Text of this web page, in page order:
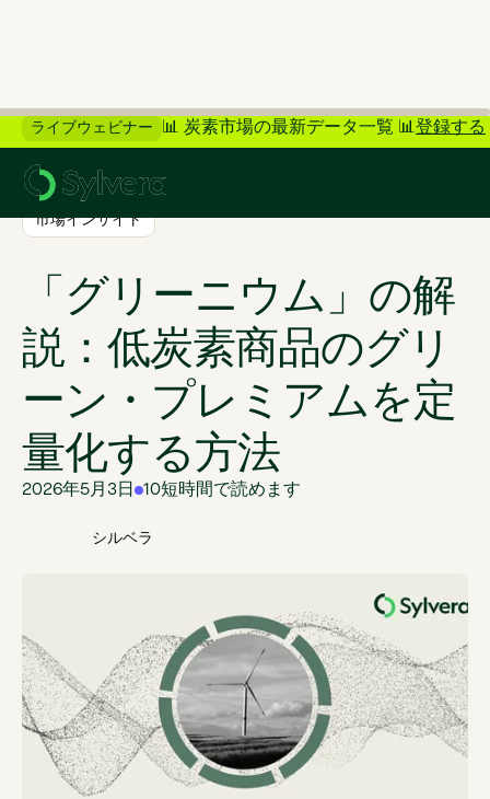
ライブウェビナー 📊 炭素市場の最新データ一覧 📊登録する
市場インサイト
「グリーニウム」の解
説：低炭素商品のグリ
ーン・プレミアムを定
量化する方法
2026年5月3日 10短時間で読めます
シルベラ